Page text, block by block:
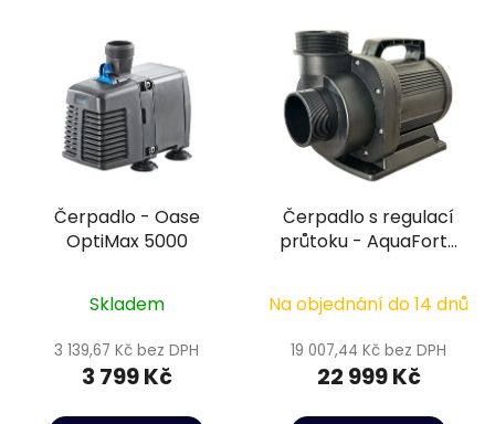
Čerpadlo - Oase
OptiMax 5000
Skladem
3 139,67 Kč bez DPH
3 799 Kč
Čerpadlo s regulací
průtoku - AquaForte
wifi
Na objednání do 14 dnů
19 007,44 Kč bez DPH
22 999 Kč